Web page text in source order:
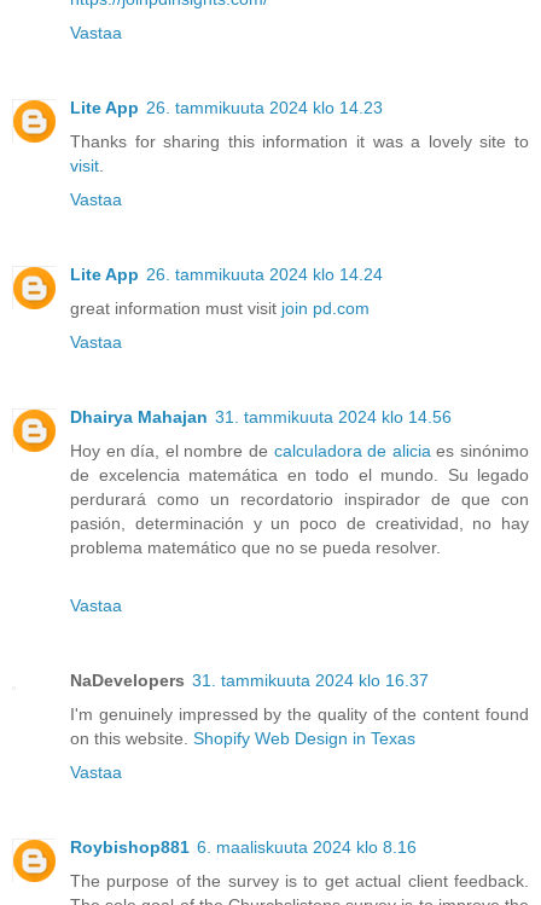
Vastaa
Lite App 26. tammikuuta 2024 klo 14.23
Thanks for sharing this information it was a lovely site to
visit
Vastaa
Lite App 26. tammikuuta 2024 klo 14.24
great information must visit join pd.com
Vastaa
Dhairya Mahajan 31. tammikuuta 2024 klo 14.56
Hoy en día, el nombre de calculadora de alicia es sinónimo
de excelencia matemática en todo el mundo. Su legado
perdurará como un recordatorio inspirador de que con
pasión, determinación y un poco de creatividad, no hay
problema matemático que no se pueda resolver.
Vastaa
NaDevelopers 31. tammikuuta 2024 klo 16.37
I'm genuinely impressed by the quality of the content found
on this website. Shopify Web Design in Texas
Vastaa
Roybishop881 6. maaliskuuta 2024 klo 8.16
The purpose of the survey is to get actual client feedback.